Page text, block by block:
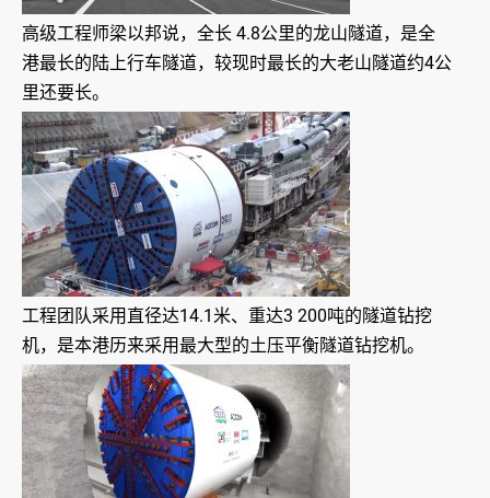
高级工程师梁以邦说，全长 4.8公里的龙山隧道，是全
港最长的陆上行车隧道，较现时最长的大老山隧道约4公
里还要长。
工程团队采用直径达14.1米、重达3 200吨的隧道钻挖
机，是本港历来采用最大型的土压平衡隧道钻挖机。